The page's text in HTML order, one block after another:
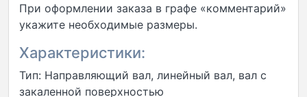
При оформлении заказа в графе «комментарий»
укажите необходимые размеры.
Характеристики:
Тип: Направляющий вал, линейный вал, вал с
закаленной поверхностью